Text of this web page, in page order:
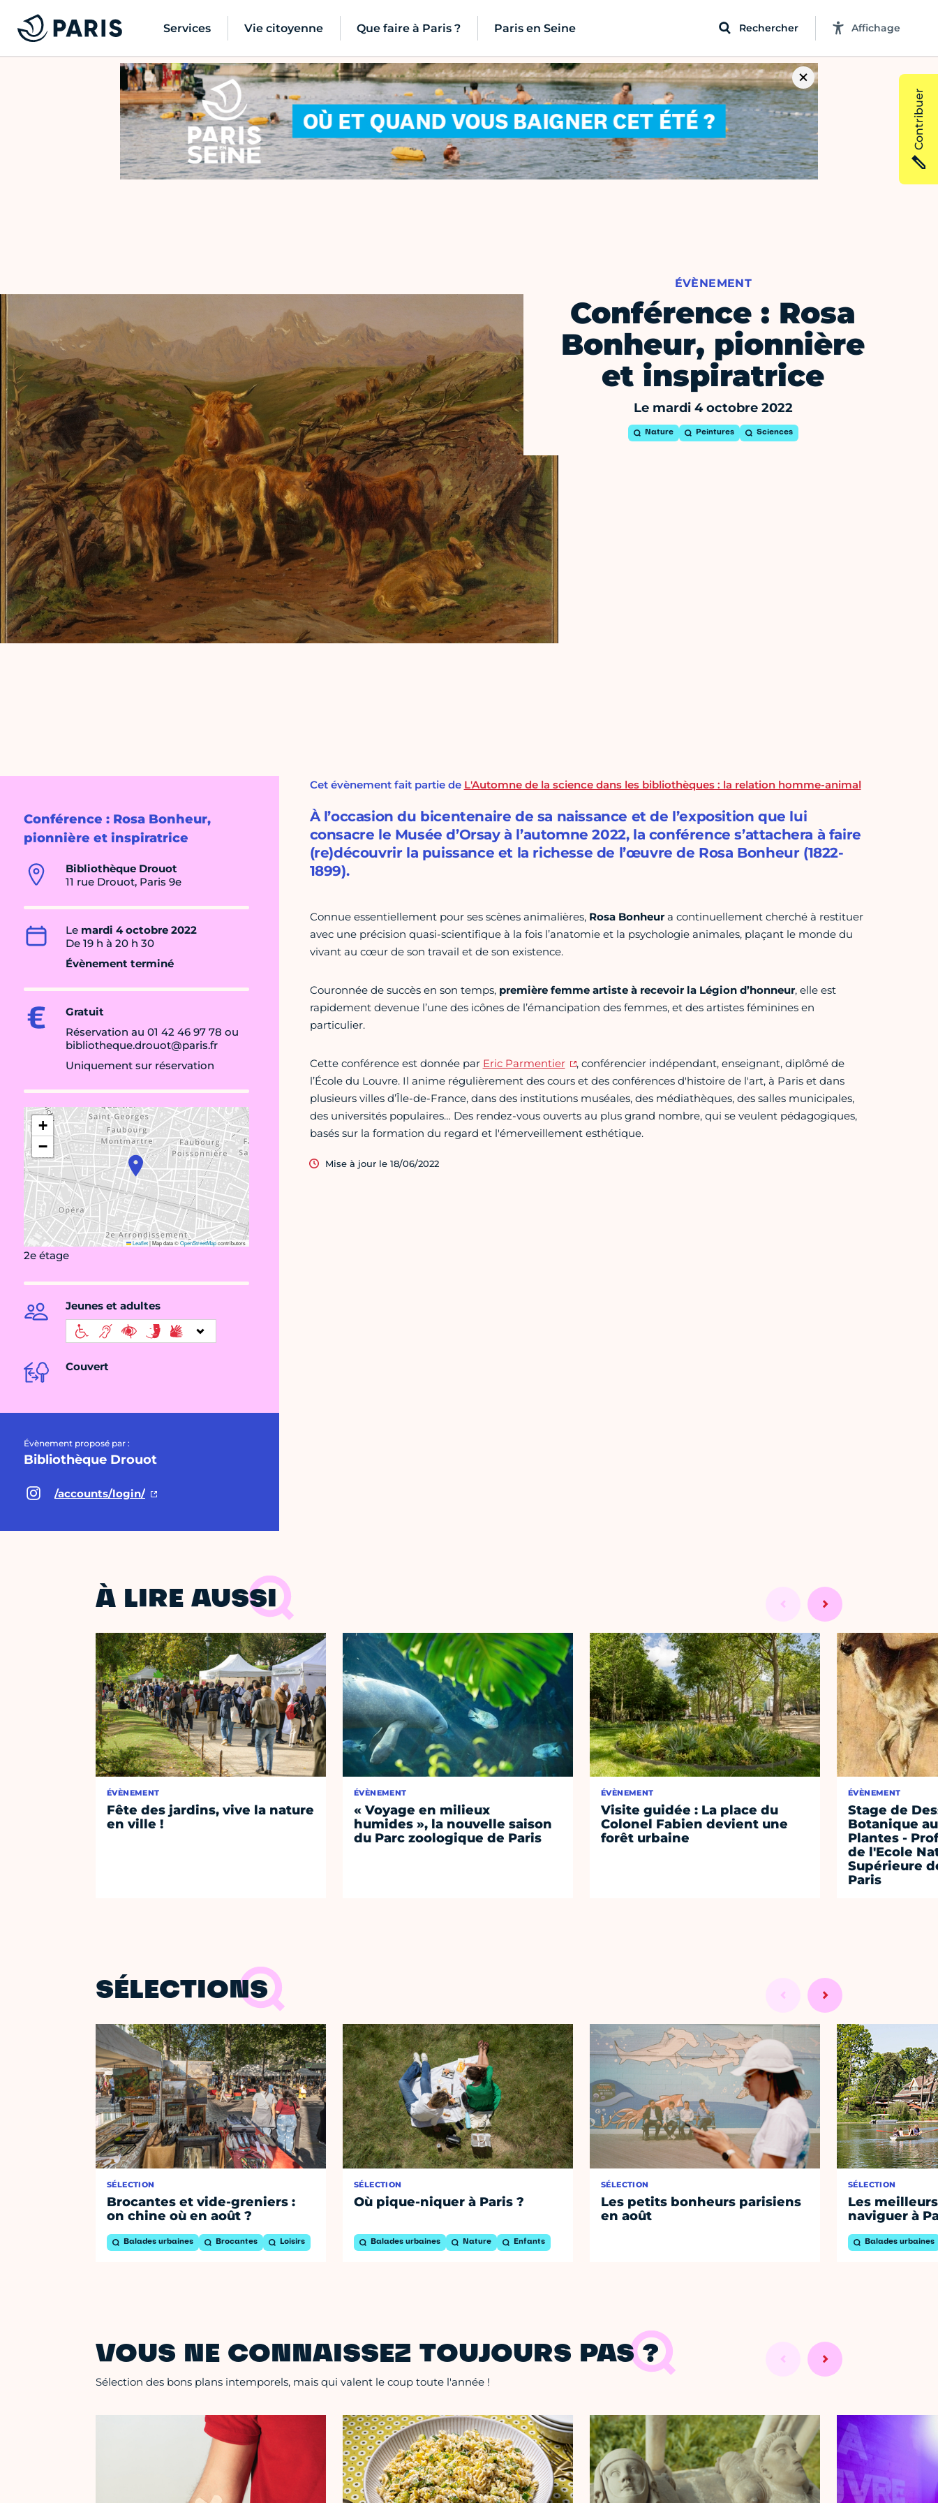
Services Vie citoyenne Que faire à Paris ? Paris en Seine Rechercher Affichage
ÉVÈNEMENT
Conférence : Rosa
Bonheur, pionnière
et inspiratrice
Le mardi 4 octobre 2022
Nature Peintures Sciences
Conférence : Rosa Bonheur,
pionnière et inspiratrice
Bibliothèque Drouot
11 rue Drouot, Paris 9e
Le mardi 4 octobre 2022
De 19 h à 20 h 30
Évènement terminé
Gratuit
Réservation au 01 42 46 97 78 ou
bibliotheque.drouot@paris.fr
Uniquement sur réservation
+
−
Leaflet|Map data ©OpenStreetMapcontributors
2e étage
Jeunes et adultes
Couvert
Évènement proposé par :
Bibliothèque Drouot
/accounts/login/
Cet évènement fait partie de L'Automne de la science dans les bibliothèques : la relation homme-animal
À l’occasion du bicentenaire de sa naissance et de l’exposition que lui
consacre le Musée d’Orsay à l’automne 2022, la conférence s’attachera à faire
(re)découvrir la puissance et la richesse de l’œuvre de Rosa Bonheur (1822-
1899).
Connue essentiellement pour ses scènes animalières, Rosa Bonheura continuellement cherché à restituer
avec une précision quasi-scientifique à la fois l’anatomie et la psychologie animales, plaçant le monde du
vivant au cœur de son travail et de son existence.
Couronnée de succès en son temps, première femme artiste à recevoir la Légion d’honneur, elle est
rapidement devenue l’une des icônes de l’émancipation des femmes, et des artistes féminines en
particulier.
Cette conférence est donnée par Eric Parmentier
, conférencier indépendant, enseignant, diplômé de
l’École du Louvre. Il anime régulièrement des cours et des conférences d'histoire de l'art, à Paris et dans
plusieurs villes d’Île-de-France, dans des institutions muséales, des médiathèques, des salles municipales,
des universités populaires… Des rendez-vous ouverts au plus grand nombre, qui se veulent pédagogiques,
basés sur la formation du regard et l'émerveillement esthétique.
Mise à jour le 18/06/2022
À LIRE AUSSI
ÉVÈNEMENT
Fête des jardins, vive la nature
en ville !
ÉVÈNEMENT
« Voyage en milieux
humides », la nouvelle saison
du Parc zoologique de Paris
ÉVÈNEMENT
Visite guidée : La place du
Colonel Fabien devient une
forêt urbaine
ÉVÈNEMENT
Stage de
Botanique
Plantes -
de l'Ecole
Supérieure
Paris
SÉLECTIONS
SÉLECTION
Brocantes et vide-greniers :
on chine où en août ?
Balades urbaines Brocantes Loisirs
SÉLECTION
Où pique-niquer à Paris ?
Balades urbaines Nature Enfants
SÉLECTION
Les petits bonheurs parisiens
en août
SÉLECTION
Les
naviguer à
Balades urbaines
VOUS NE CONNAISSEZ TOUJOURS PAS ?
Sélection des bons plans intemporels, mais qui valent le coup toute l'année !
Contribuer